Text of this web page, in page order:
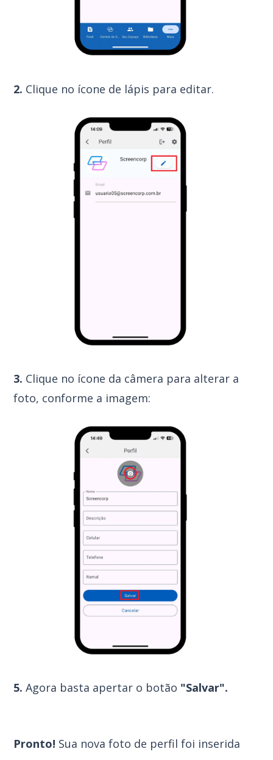
2. Clique no ícone de lápis para editar.
3. Clique no ícone da câmera para alterar a
foto, conforme a imagem:
5. Agora basta apertar o botão "Salvar".
Pronto! Sua nova foto de perfil foi inserida